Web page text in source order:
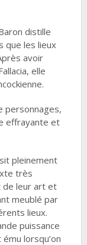
distille
que les lieux
avoir
elle
personnages,
effrayante et
pleinement
très
de leur art et
meublé par
lieux.
puissance
lorsqu’on